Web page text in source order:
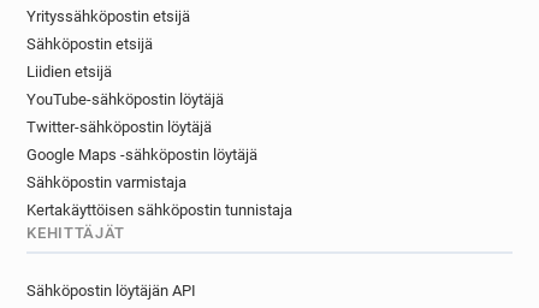
Yrityssähköpostin etsijä
Sähköpostin etsijä
Liidien etsijä
YouTube-sähköpostin löytäjä
Twitter-sähköpostin löytäjä
Google Maps -sähköpostin löytäjä
Sähköpostin varmistaja
Kertakäyttöisen sähköpostin tunnistaja
KEHITTÄJÄT
Sähköpostin löytäjän API